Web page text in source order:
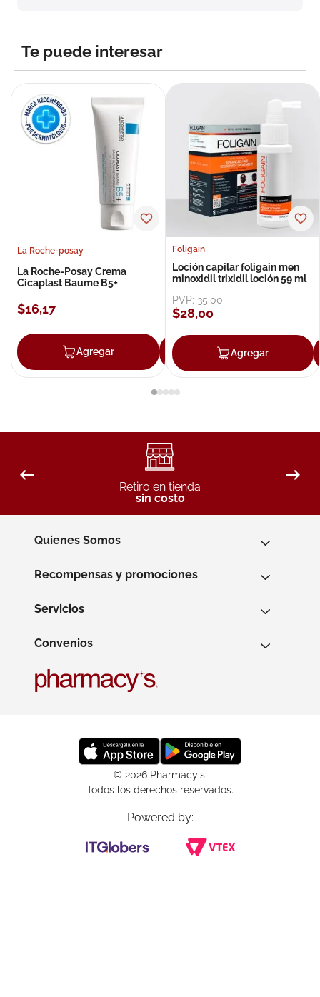
Te puede interesar
La Roche-posay
La Roche-Posay Crema
Cicaplast Baume B5+
$16,17
Agregar Agregar
Foligain
Loción capilar foligain men
minoxidil trixidil loción 59 ml
PVP:35,00
$28,00
Agregar
Retiro en tienda
sin costo
Quienes Somos
Recompensas y promociones
Servicios
Convenios
© 2026 Pharmacy's.
Todos los derechos reservados.
Powered by: